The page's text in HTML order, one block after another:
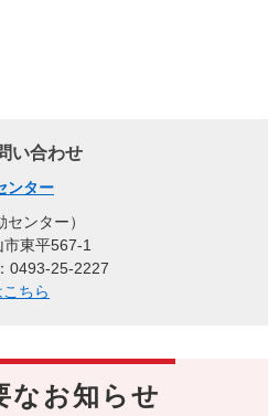
い合わせ
ンター
センター
東平567-1
0493-25-2227
ちら
なお知らせ